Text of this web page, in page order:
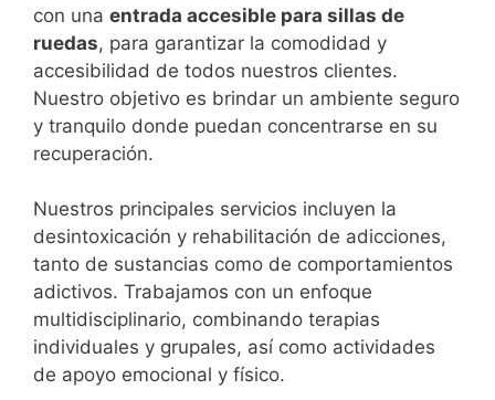
con una entrada accesible para sillas de
ruedas, para garantizar la comodidad y
accesibilidad de todos nuestros clientes.
Nuestro objetivo es brindar un ambiente seguro
y tranquilo donde puedan concentrarse en su
recuperación.
Nuestros principales servicios incluyen la
desintoxicación y rehabilitación de adicciones,
tanto de sustancias como de comportamientos
adictivos. Trabajamos con un enfoque
multidisciplinario, combinando terapias
individuales y grupales, así como actividades
de apoyo emocional y físico.